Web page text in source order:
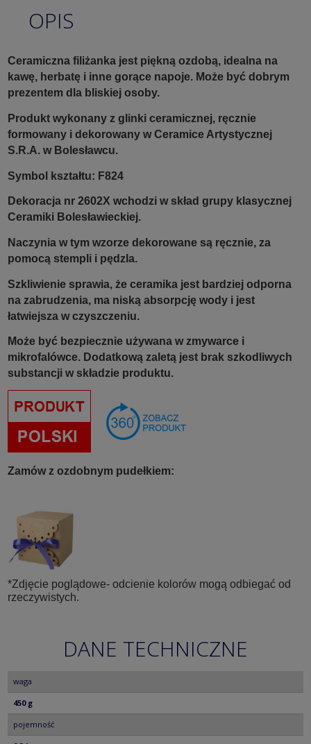
OPIS
Ceramiczna filiżanka jest piękną ozdobą, idealna na
kawę, herbatę i inne gorące napoje. Może być dobrym
prezentem dla bliskiej osoby.
Produkt wykonany z glinki ceramicznej, ręcznie
formowany i dekorowany w Ceramice Artystycznej
S.R.A. w Bolesławcu.
Symbol kształtu: F824
Dekoracja nr 2602X wchodzi w skład grupy klasycznej
Ceramiki Bolesławieckiej.
Naczynia w tym wzorze dekorowane są ręcznie, za
pomocą stempli i pędzla.
Szkliwienie sprawia, że ceramika jest bardziej odporna
na zabrudzenia, ma niską absorpcję wody i jest
łatwiejsza w czyszczeniu.
Może być bezpiecznie używana w zmywarce i
mikrofalówce. Dodatkową zaletą jest brak szkodliwych
substancji w składzie produktu.
Zamów z ozdobnym pudełkiem:
*Zdjęcie poglądowe- odcienie kolorów mogą odbiegać od
rzeczywistych.
DANE TECHNICZNE
waga
450 g
pojemność